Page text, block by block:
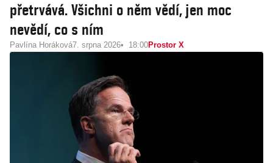
přetrvává. Všichni o něm vědí, jen moc
nevědí, co s ním
Pavlína Horáková7. srpna 2026 18:00Prostor X